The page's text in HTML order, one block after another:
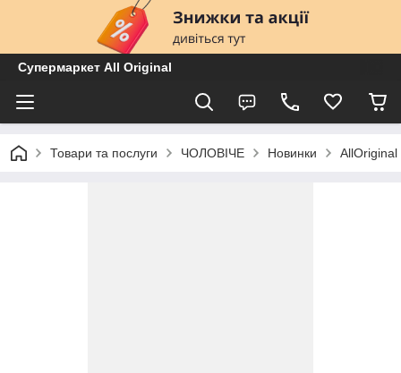
Супермаркет All Original
Товари та послуги ЧОЛОВІЧЕ Новинки